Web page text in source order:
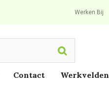
Werken Bij
Search
Contact Werkvelden